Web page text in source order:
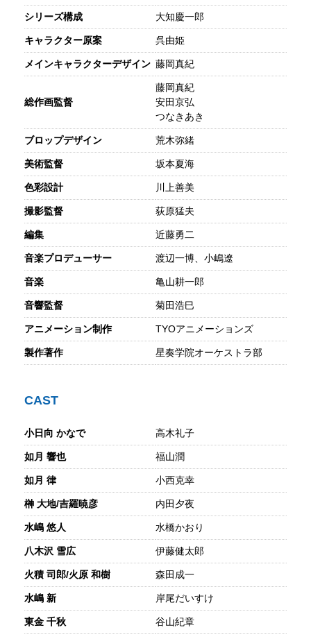
シリーズ構成 大知慶一郎
キャラクター原案 呉由姫
メインキャラクターデザイン 藤岡真紀
総作画監督
藤岡真紀
安田京弘
つなきあき
ブロップデザイン 荒木弥緒
美術監督 坂本夏海
色彩設計 川上善美
撮影監督 荻原猛夫
編集 近藤勇二
音楽プロデューサー 渡辺一博、小嶋遼
音楽 亀山耕一郎
音響監督 菊田浩巳
アニメーション制作 TYOアニメーションズ
製作著作 星奏学院オーケストラ部
CAST
小日向 かなで 高木礼子
如月 響也 福山潤
如月 律 小西克幸
榊 大地/吉羅暁彦 内田夕夜
水嶋 悠人 水橋かおり
八木沢 雪広 伊藤健太郎
火積 司郎/火原 和樹 森田成一
水嶋 新 岸尾だいすけ
東金 千秋 谷山紀章